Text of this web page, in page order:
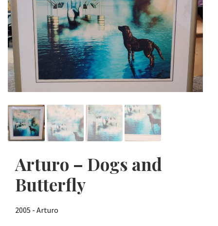
Arturo – Dogs and
Butterfly
2005 - Arturo